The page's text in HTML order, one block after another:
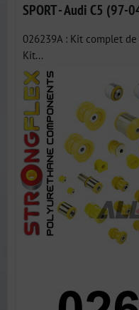
SPORT - Audi C5
026239A : Kit complet de
Kit...